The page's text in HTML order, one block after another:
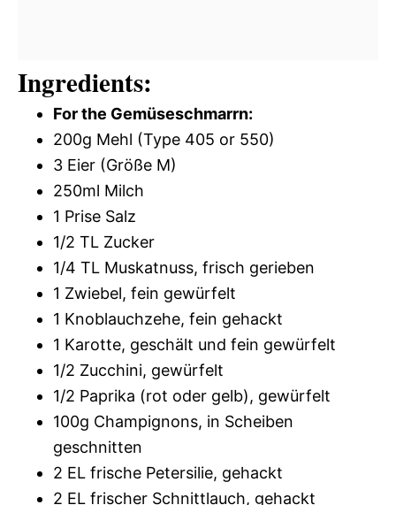
Ingredients:
For the Gemüseschmarrn:
200g Mehl (Type 405 or 550)
3 Eier (Größe M)
250ml Milch
1 Prise Salz
1/2 TL Zucker
1/4 TL Muskatnuss, frisch gerieben
1 Zwiebel, fein gewürfelt
1 Knoblauchzehe, fein gehackt
1 Karotte, geschält und fein gewürfelt
1/2 Zucchini, gewürfelt
1/2 Paprika (rot oder gelb), gewürfelt
100g Champignons, in Scheiben
geschnitten
2 EL frische Petersilie, gehackt
2 EL frischer Schnittlauch, gehackt